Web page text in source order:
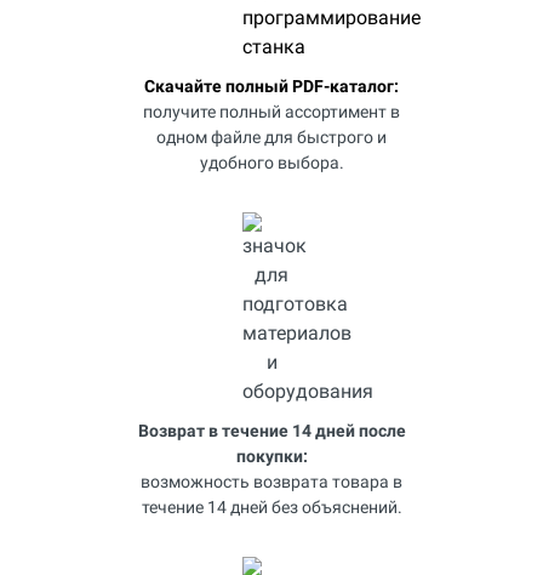
Скачайте полный PDF-каталог:
получите полный ассортимент в
одном файле для быстрого и
удобного выбора.
Возврат в течение 14 дней после
покупки:
возможность возврата товара в
течение 14 дней без объяснений.